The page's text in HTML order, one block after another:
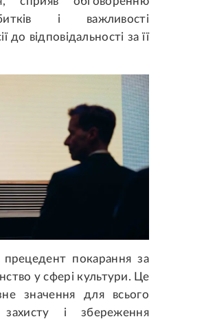
і важливості
до відповідальності за її
прецедент покарання за
у сфері культури. Це
значення для всього
і збереження